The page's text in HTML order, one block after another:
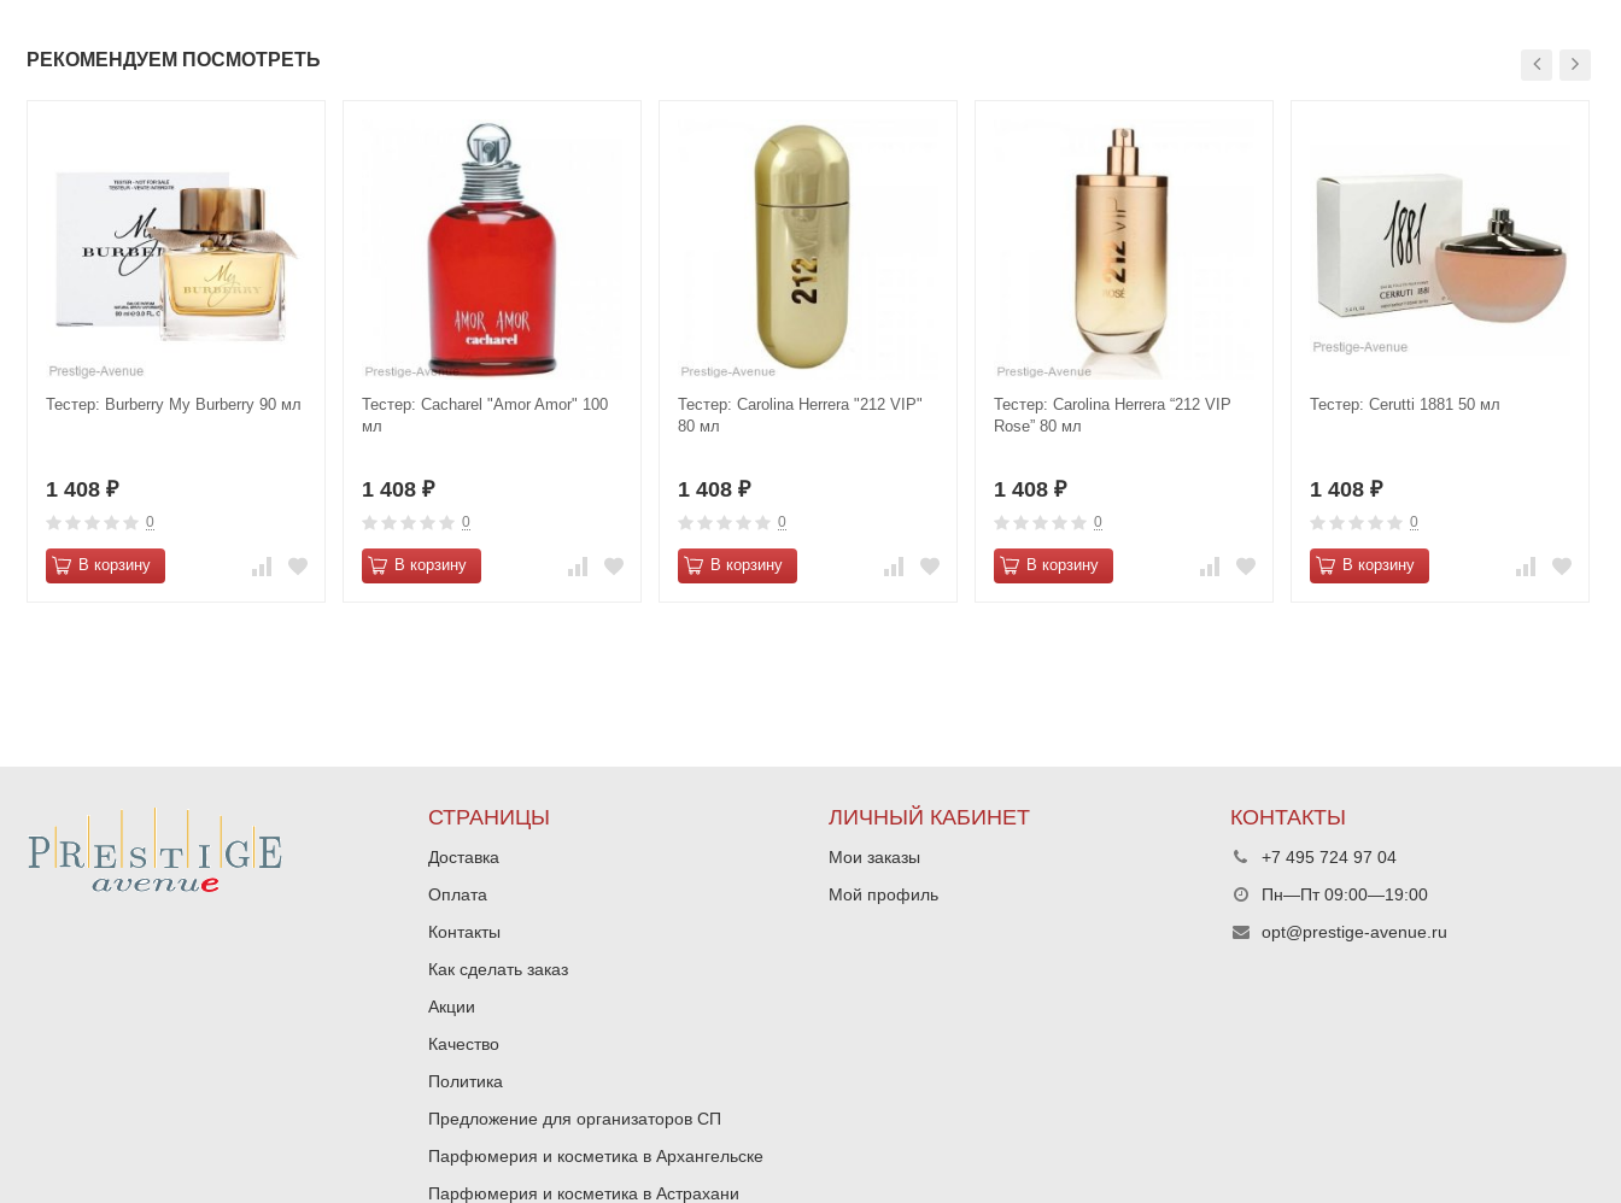
РЕКОМЕНДУЕМ ПОСМОТРЕТЬ
Тестер: Burberry My Burberry 90 мл
1 408 ₽
0
В корзину
Тестер: Cacharel "Amor Amor" 100
мл
1 408 ₽
0
В корзину
Тестер: Carolina Herrera "212 VIP"
80 мл
1 408 ₽
0
В корзину
Тестер: Carolina Herrera “212 VIP
Rose” 80 мл
1 408 ₽
0
В корзину
Тестер: Cerutti 1881 50 мл
1 408 ₽
0
В корзину
СТРАНИЦЫ
Доставка
Оплата
Контакты
Как сделать заказ
Акции
Качество
Политика
Предложение для организаторов СП
Парфюмерия и косметика в Архангельске
Парфюмерия и косметика в Астрахани
ЛИЧНЫЙ КАБИНЕТ
Мои заказы
Мой профиль
КОНТАКТЫ
+7 495 724 97 04
Пн—Пт 09:00—19:00
opt@prestige-avenue.ru